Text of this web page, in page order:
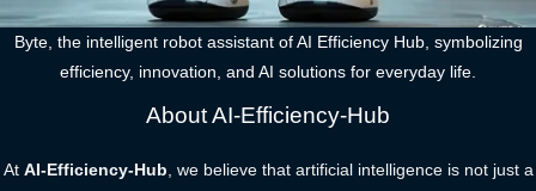
Byte, the intelligent robot assistant of AI Efficiency Hub, symbolizing
efficiency, innovation, and AI solutions for everyday life.
About AI-Efficiency-Hub
At AI-Efficiency-Hub, we believe that artificial intelligence is not just a